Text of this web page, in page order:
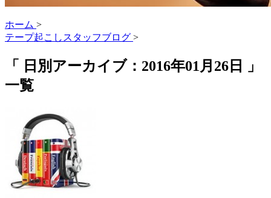
ホーム >
テープ起こしスタッフブログ >
「 日別アーカイブ：2016年01月26日 」
一覧